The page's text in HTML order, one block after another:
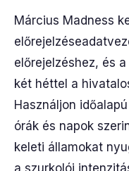
Március Madness
előrejelzéshez, és
két héttel a
Használjon
órák és napok
keleti államokat
a szurkolói